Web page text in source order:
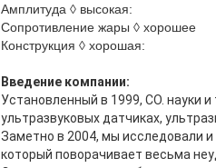
Амплитуда ◊ высокая:
Сопротивление жары ◊ хорошее
Конструкция ◊ хорошая:
Введение компании:
Установленный в 1999, CO. науки
ультразвуковых датчиках,
Заметно в 2004, мы исследовали
который поворачивает весьма